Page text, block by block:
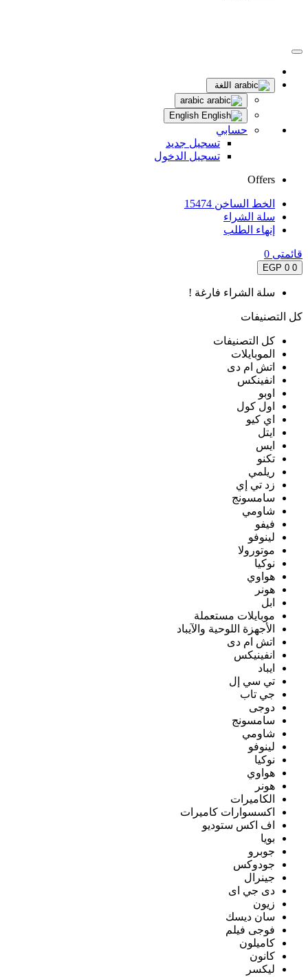
اللغة
حسابي
تسجيل جديد
تسجيل الدخول
Offers
الخط الساخن 15474
سلة الشراء
إنهاء الطلب
قائمتى 0
0
0 EGP
سلة الشراء فارغة !
كل التصنيفات
كل التصنيفات
الموبايلات
اتش ام دى
انفينكس
اوبو
اول كول
اي كيو
ايتل
ايس
تكنو
ريلمي
زد تي إي
سامسونج
شاومي
فيفو
لينوفو
موتورولا
نوكيا
هواوي
هونر
ابل
موبايلات مستعملة
الأجهزة اللوحية والآيباد
اتش ام دى
انفينيكس
ايباد
تي سي إل
جي تاب
دوجى
سامسونج
شاومي
لينوفو
نوكيا
هواوي
هونر
الكاميرات
اكسسوارات كاميرات
اف اكس ستوديو
بويا
جوبرو
جودوكس
جينرال
دى جي اى
زيون
سان ديسك
فوجى فيلم
كاميلون
كانون
ليكسر